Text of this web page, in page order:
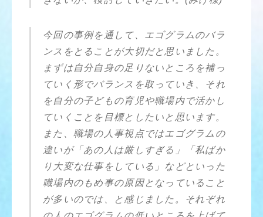
今回の事例を通して、エゴグラムのバラ
ンスをとることが大切だと思いました。
まずは自分自身の足りないところを補っ
ていく形でバランスを取っていき、それ
を自分の子どもの育児や職場内で活かし
ていくことを目標としたいと思います。
また、職場の人事視点ではエゴグラムの
違いが「あの人は厳しすぎる」「私ばか
り大変な仕事をしている」などといった
職場内のもめ事の原因となっていること
が多いのでは、と感じました。それぞれ